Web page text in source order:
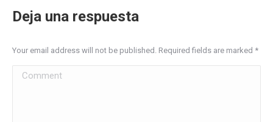
Deja una respuesta
Your email address will not be published. Required fields are marked *
Comment